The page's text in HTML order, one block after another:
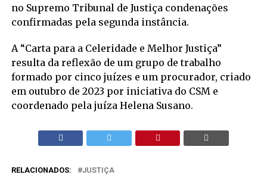
no Supremo Tribunal de Justiça condenações
confirmadas pela segunda instância.
A “Carta para a Celeridade e Melhor Justiça”
resulta da reflexão de um grupo de trabalho
formado por cinco juízes e um procurador, criado
em outubro de 2023 por iniciativa do CSM e
coordenado pela juíza Helena Susano.
RELACIONADOS: JUSTIÇA